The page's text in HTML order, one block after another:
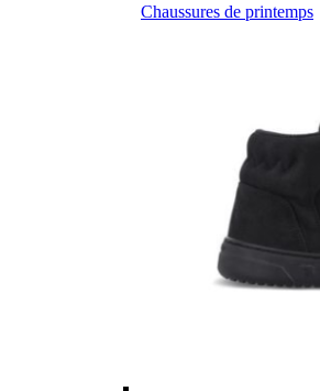
Chaussures de printemps